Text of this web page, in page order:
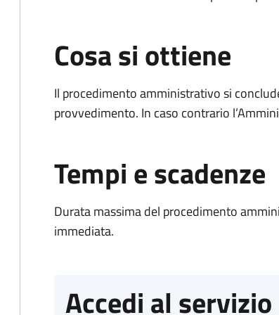
Cosa si ottiene
Il procedimento amministrativo si
provvedimento. In caso contrario
Tempi e scadenze
Durata massima del procedimento
immediata.
Accedi al servizio